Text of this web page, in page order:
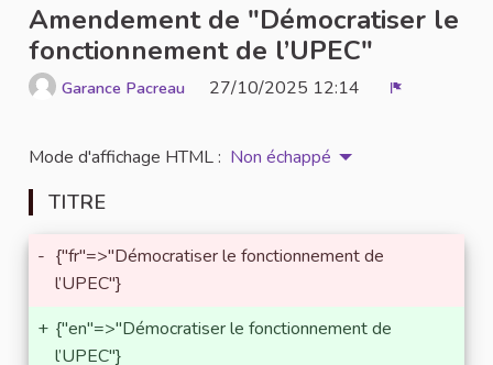
Amendement de "Démocratiser le
fonctionnement de l’UPEC"
Garance Pacreau 27/10/2025 12:14
Mode d'affichage HTML : Non échappé
TITRE
- {"fr"=>"Démocratiser le fonctionnement de
l’UPEC"}
+ {"en"=>"Démocratiser le fonctionnement de
l’UPEC"}